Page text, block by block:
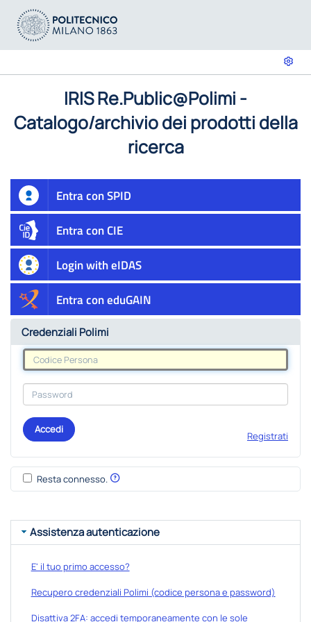
IRIS Re.Public@Polimi -
Catalogo/archivio dei prodotti della
ricerca
Entra con SPID
Entra con CIE
Login with eIDAS
Entra con eduGAIN
Credenziali Polimi
Accedi
Registrati
Resta connesso.
Assistenza autenticazione
E' il tuo primo accesso?
Recupero credenziali Polimi (codice persona e password)
Disattiva 2FA: accedi temporaneamente con le sole